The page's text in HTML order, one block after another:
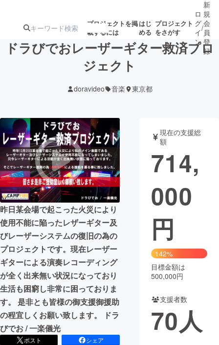
プロジェクトを掲
載するには
はじ
める
プロジェクト
をさがす
注目の新着プロ
ジェクト
募集終了が近いプ
ロジェクト
アート・写真 音楽
テクノロジー・ガジェット ゲーム・サ
映像・映画
ビジネス・起業
まちづくり・地域活性化
CAMPFIRE for Social Good
CAMPFIRE Creation
CAMPFIREふるさと納税 machi-ya コミュニティ
ロ
グ
イ
ン
/
新
規
会
員
登
録
ドラびでおレーザーギター救済プロ
ジェクト
doravideo 音楽 東京都
昨日某会場で起こった火災により
使用不能に陥ったレザーギター及
びレーザーシステムの復旧の為の
プロジェクトです。現在レーザー
ギターによる演奏レコーディング
が全く出来無い状況になっており
生活も困窮し非常に困っておりま
す。 是非とも皆様の御支援御援助
の程宜しくお願い致します。 ドラ
びでお / 一楽儀光
ポスト
シェア
現在の支援総
額
714,
000
円
142%
目標金額は
500,000円
支援者数
70人